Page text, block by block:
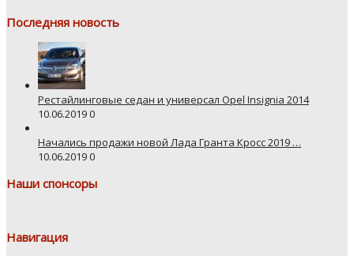
Последняя новость
Рестайлинговые седан и универсал Opel Insignia 2014
10.06.20190
Начались продажи новой Лада Гранта Кросс 2019 …
10.06.20190
Наши спонсоры
Навигация